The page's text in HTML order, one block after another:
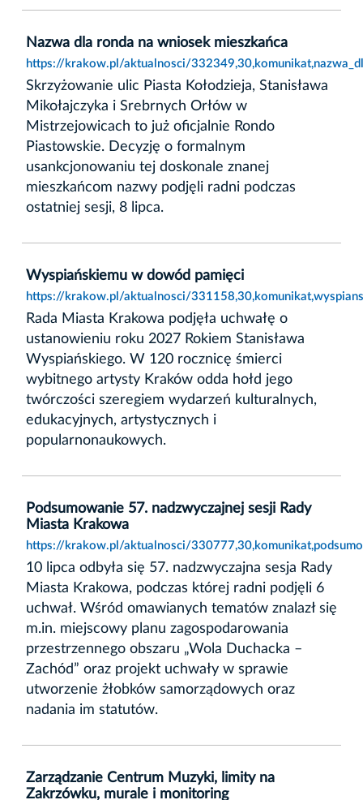
Nazwa dla ronda na wniosek mieszkańca
https://krakow.pl/aktualnosci/
Skrzyżowanie ulic Piasta Kołodzieja, Stanisława
Mikołajczyka i Srebrnych Orłów w
Mistrzejowicach to już oficjalnie Rondo
Piastowskie. Decyzję o formalnym
usankcjonowaniu tej doskonale znanej
mieszkańcom nazwy podjęli radni podczas
ostatniej sesji, 8 lipca.
Wyspiańskiemu w dowód pamięci
https://krakow.pl/aktualnosci/
Rada Miasta Krakowa podjęła uchwałę o
ustanowieniu roku 2027 Rokiem Stanisława
Wyspiańskiego. W 120 rocznicę śmierci
wybitnego artysty Kraków odda hołd jego
twórczości szeregiem wydarzeń kulturalnych,
edukacyjnych, artystycznych i
popularnonaukowych.
Podsumowanie 57. nadzwyczajnej sesji Rady
Miasta Krakowa
https://krakow.pl/aktualnosci/
10 lipca odbyła się 57. nadzwyczajna sesja Rady
Miasta Krakowa, podczas której radni podjęli 6
uchwał. Wśród omawianych tematów znalazł się
m.in. miejscowy planu zagospodarowania
przestrzennego obszaru „Wola Duchacka –
Zachód” oraz projekt uchwały w sprawie
utworzenie żłobków samorządowych oraz
nadania im statutów.
Zarządzanie Centrum Muzyki, limity na
Zakrzówku, murale i monitoring